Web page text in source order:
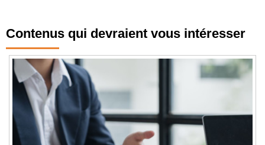
Contenus qui devraient vous intéresser